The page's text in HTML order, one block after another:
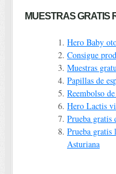
MUESTRAS GRATIS
Hero Baby
Consigue
Muestras
Papillas de
Reembolso
Hero Lactis
Prueba gratis
Prueba gratis
Asturiana